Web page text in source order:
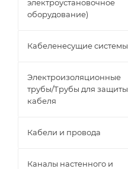
электроустановочное
оборудование)
Кабеленесущие системы
Электроизоляционные
трубы/Трубы для защиты
кабеля
Кабели и провода
Каналы настенного и